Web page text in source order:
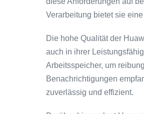
Verarbeitung bietet sie
Die hohe Qualität der
auch in ihrer
Arbeitsspeicher, um
Benachrichtigungen
zuverlässig und effizient.